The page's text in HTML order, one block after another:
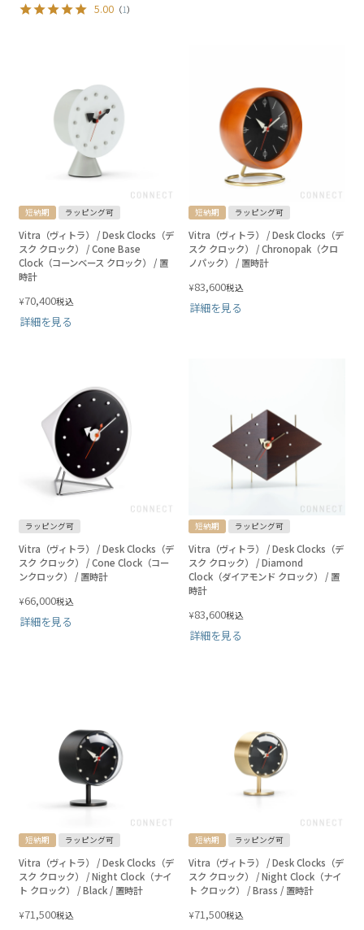
5.00 （1）
短納期 ラッピング可
Vitra（ヴィトラ） / Desk Clocks（デ
スク クロック） / Cone Base
Clock（コーンベース クロック） / 置
時計
¥70,400税込
詳細を見る
短納期 ラッピング可
Vitra（ヴィトラ） / Desk Clocks（デ
スク クロック） / Chronopak（クロ
ノパック） / 置時計
¥83,600税込
詳細を見る
ラッピング可
Vitra（ヴィトラ） / Desk Clocks（デ
スク クロック） / Cone Clock（コー
ンクロック） / 置時計
¥66,000税込
詳細を見る
短納期 ラッピング可
Vitra（ヴィトラ） / Desk Clocks（デ
スク クロック） / Diamond
Clock（ダイアモンド クロック） / 置
時計
¥83,600税込
詳細を見る
短納期 ラッピング可
Vitra（ヴィトラ） / Desk Clocks（デ
スク クロック） / Night Clock（ナイ
ト クロック） / Black / 置時計
¥71,500税込
短納期 ラッピング可
Vitra（ヴィトラ） / Desk Clocks（デ
スク クロック） / Night Clock（ナイ
ト クロック） / Brass / 置時計
¥71,500税込